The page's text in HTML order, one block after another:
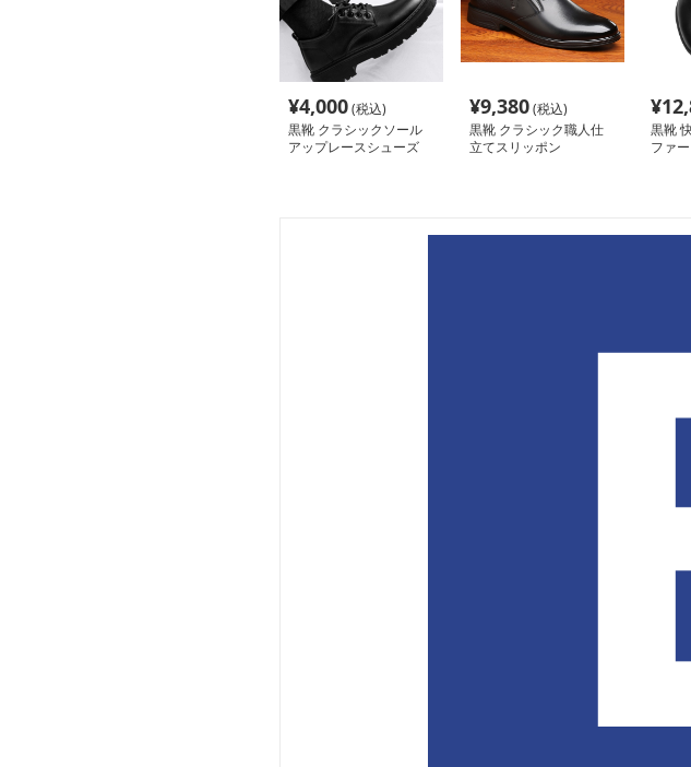
¥4,000(税込)
黒靴 クラシックソール
アップレースシューズ
¥9,380(税込)
黒靴 クラシック職人仕
立てスリッポン
¥
黒靴
ファ